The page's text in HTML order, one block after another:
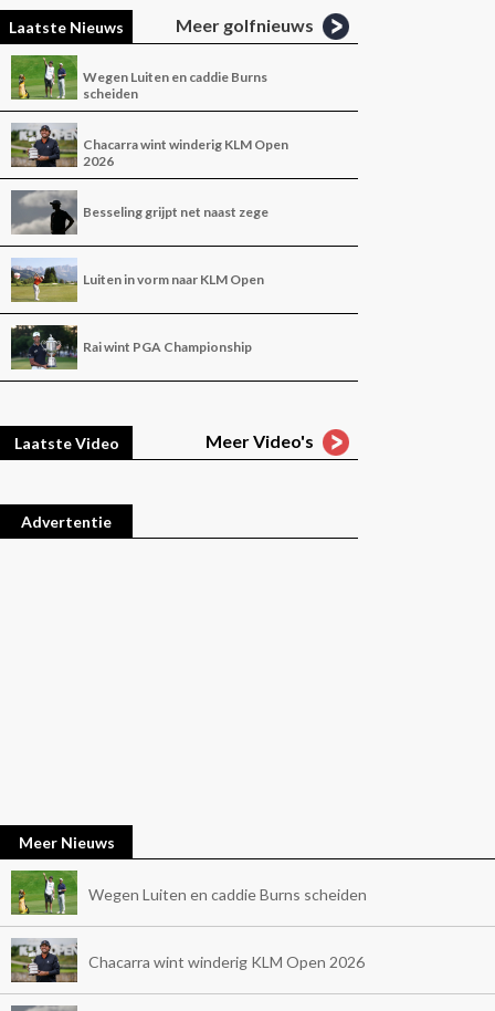
Laatste Nieuws Meer golfnieuws
Wegen Luiten en caddie Burns
scheiden
Chacarra wint winderig KLM Open
2026
Besseling grijpt net naast zege
Luiten in vorm naar KLM Open
Rai wint PGA Championship
Laatste Video Meer Video's
Advertentie
Meer Nieuws
Wegen Luiten en caddie Burns scheiden
Chacarra wint winderig KLM Open 2026